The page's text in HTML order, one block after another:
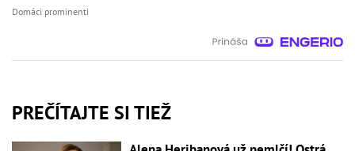
Domáci prominenti
PREČÍTAJTE SI TIEŽ